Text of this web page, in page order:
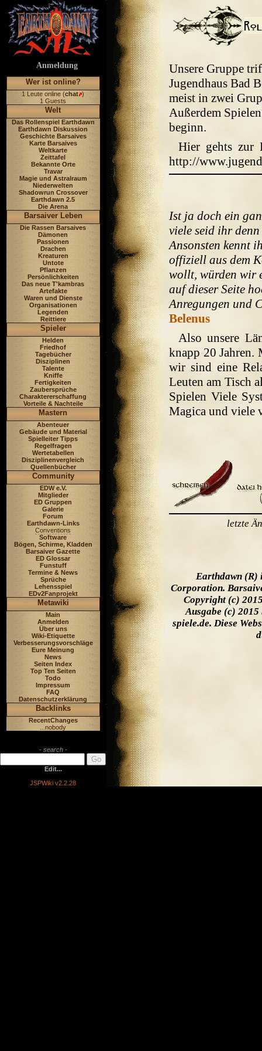
Anmeldung
Wer ist online?
1 Leute online (chat )
1 Guests
Welt
Das Rollenspiel Earthdawn
Earthdawn Diskussion
Geschichte Barsaives
Karte Barsaives
Weltkarte
Zeittafel
Bekannte Orte
Travar
Magie und Astralraum
Niederwelten
Shadowrun Crossover
Earthdawn 2.5
Die Arena
Barsaiver Leben
Die Rassen Barsaives
Dämonen
Passionen
Drachen
Kreaturen
Untote
Pflanzen
Persönlichkeiten
Das neue T'kambras
Artefakte
Waren und Dienste
Organisationen
Legenden
Reittiere
Spieler
Helden
Friedhof
Tagebücher
Disziplinen
Talente
Kniffe
Fertigkeiten
Zaubersprüche
Charaktererschaffung
Vorteile & Nachteile
Mastern
Abenteuer
Gebäude und Material
Spielleiter Tipps
Regelfragen
Wertetabellen
Disziplinenvergleich
Quellenbücher
Community
EDW e.V.
Mitglieder
ED Gruppen
Galerie
Forum
Earthdawn-Links
Conventions
Software
Bögen, Schirme, Kladden
Barsaiver Gazette
ED Glossar
Funstuff
Termine & News
Sprüche
Lehensspiel
EDv2Fanprojekt
Metawiki
Main
Anmelden
Über uns
Wiki-Etiquette
Verbesserungsvorschläge
Eure Meinung
News
Seiten Index
Top Ten Seiten
Todo
Impressum
FAQ
Datenschutzerklärung
Backlinks
RecentChanges
...nobody
- search -
Edit...
JSPWiki v2.2.28
Unsere Gruppe
Jugendhaus Bad
meist in zwei
Außerdem
beginn.
Hier gehts zur
http://
Ist ja doch ein
viele seid ihr
Ansonsten kennt
offiziell aus dem
wollt, würden wir
auf dieser Seite
Anregungen und
Belenus
Also unsere
knapp 20 Jahren.
wir sind eine
Leuten am Tisch
Spielen Viele
Magica und viele
letzte
Earthdawn (R)
Corporation.
Copyright (c)
Ausgabe (c) 2015
spiele.de. Diese